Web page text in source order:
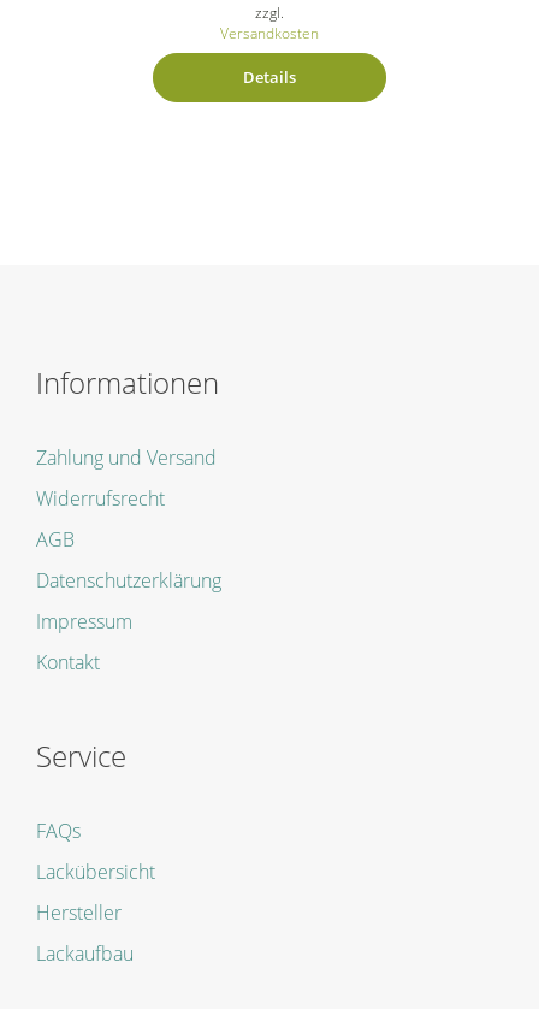
zzgl.
Versandkosten
Details
Informationen
Zahlung und Versand
Widerrufsrecht
AGB
Datenschutzerklärung
Impressum
Kontakt
Service
FAQs
Lackübersicht
Hersteller
Lackaufbau